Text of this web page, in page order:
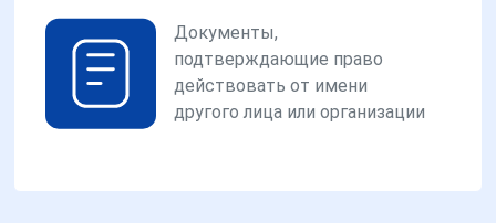
Документы,
подтверждающие право
действовать от имени
другого лица или организации